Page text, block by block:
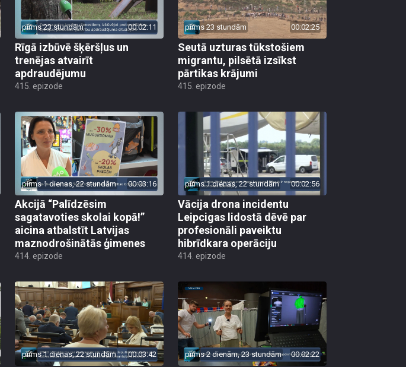
pirms 23 stundām 00:02:11
Rīgā izbūvē šķēršļus un
trenējas atvairīt
apdraudējumu
415. epizode
pirms 23 stundām 00:02:25
Seutā uzturas tūkstošiem
migrantu, pilsētā izsīkst
pārtikas krājumi
415. epizode
pirms 1 dienas, 22 stundām 00:03:16
Akcijā “Palīdzēsim
sagatavoties skolai kopā!”
aicina atbalstīt Latvijas
maznodrošinātās ģimenes
414. epizode
pirms 1 dienas, 22 stundām 00:02:56
Vācija drona incidentu
Leipcigas lidostā dēvē par
profesionāli paveiktu
hibrīdkara operāciju
414. epizode
pirms 1 dienas, 22 stundām 00:03:42 pirms 2 dienām, 23 stundām 00:02:22